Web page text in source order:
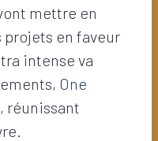
mettre en
en faveur
intense va
One
, réunissant